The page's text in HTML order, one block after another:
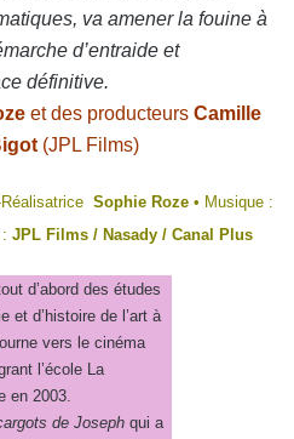
va amener la fouine à
d’entraide et
définitive.
et des producteurs Camille
(JPL Films)
Sophie Roze • Musique :
JPL Films / Nasady / Canal Plus
d’abord des études
et d’histoire de l’art à
vers le cinéma
l’école La
en 2003.
de Joseph qui a